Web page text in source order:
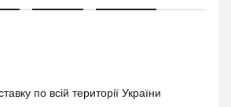
по всій території України